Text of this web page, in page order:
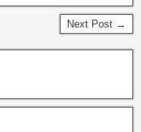
Next Post →